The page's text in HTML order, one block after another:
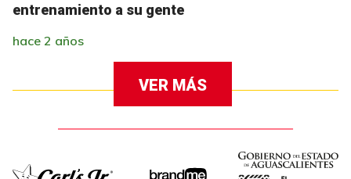
entrenamiento a su gente
hace 2 años
VER MÁS